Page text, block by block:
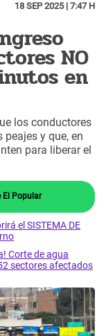
18 SEP 2025 | 7:47 H
NO
en
los conductores
peajes y que, en
para liberar el
El Popular
el SISTEMA DE
Corte de agua
sectores afectados